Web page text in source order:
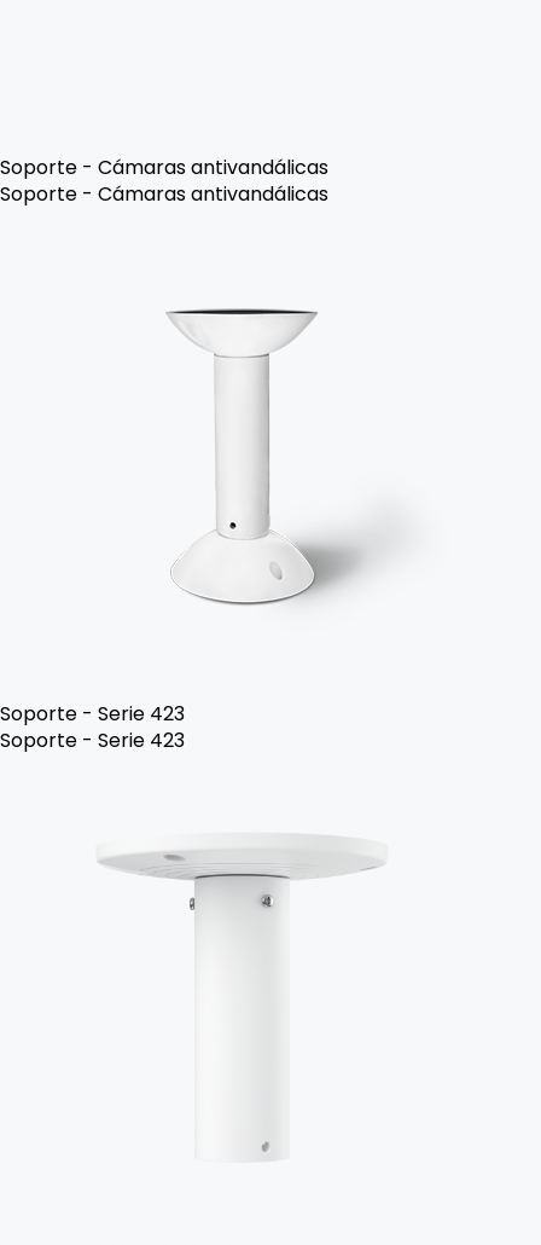
Soporte - Cámaras antivandálicas
Soporte - Cámaras antivandálicas
Soporte - Serie 423
Soporte - Serie 423